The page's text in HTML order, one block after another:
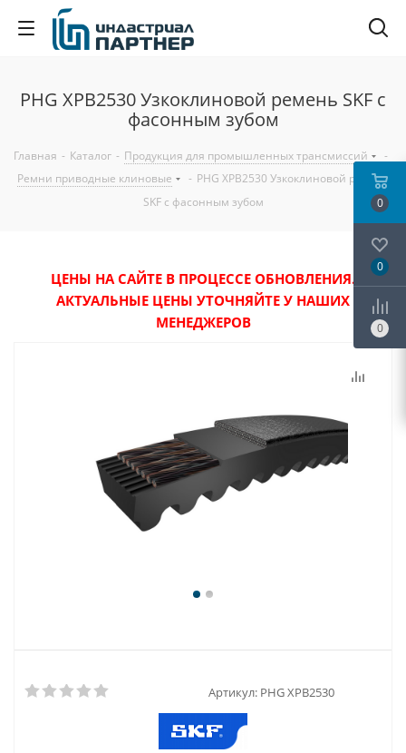
PHG XPB2530 Узкоклиновой ремень SKF с
фасонным зубом
Главная - Каталог - Продукция для промышленных трансмиссий
-
Ремни приводные клиновые
- PHG XPB2530 Узкоклиновой ремень
SKF с фасонным зубом
ЦЕНЫ НА САЙТЕ В ПРОЦЕССЕ ОБНОВЛЕНИЯ.
АКТУАЛЬНЫЕ ЦЕНЫ УТОЧНЯЙТЕ У НАШИХ
МЕНЕДЖЕРОВ
Артикул: PHG XPB2530
0
0
0